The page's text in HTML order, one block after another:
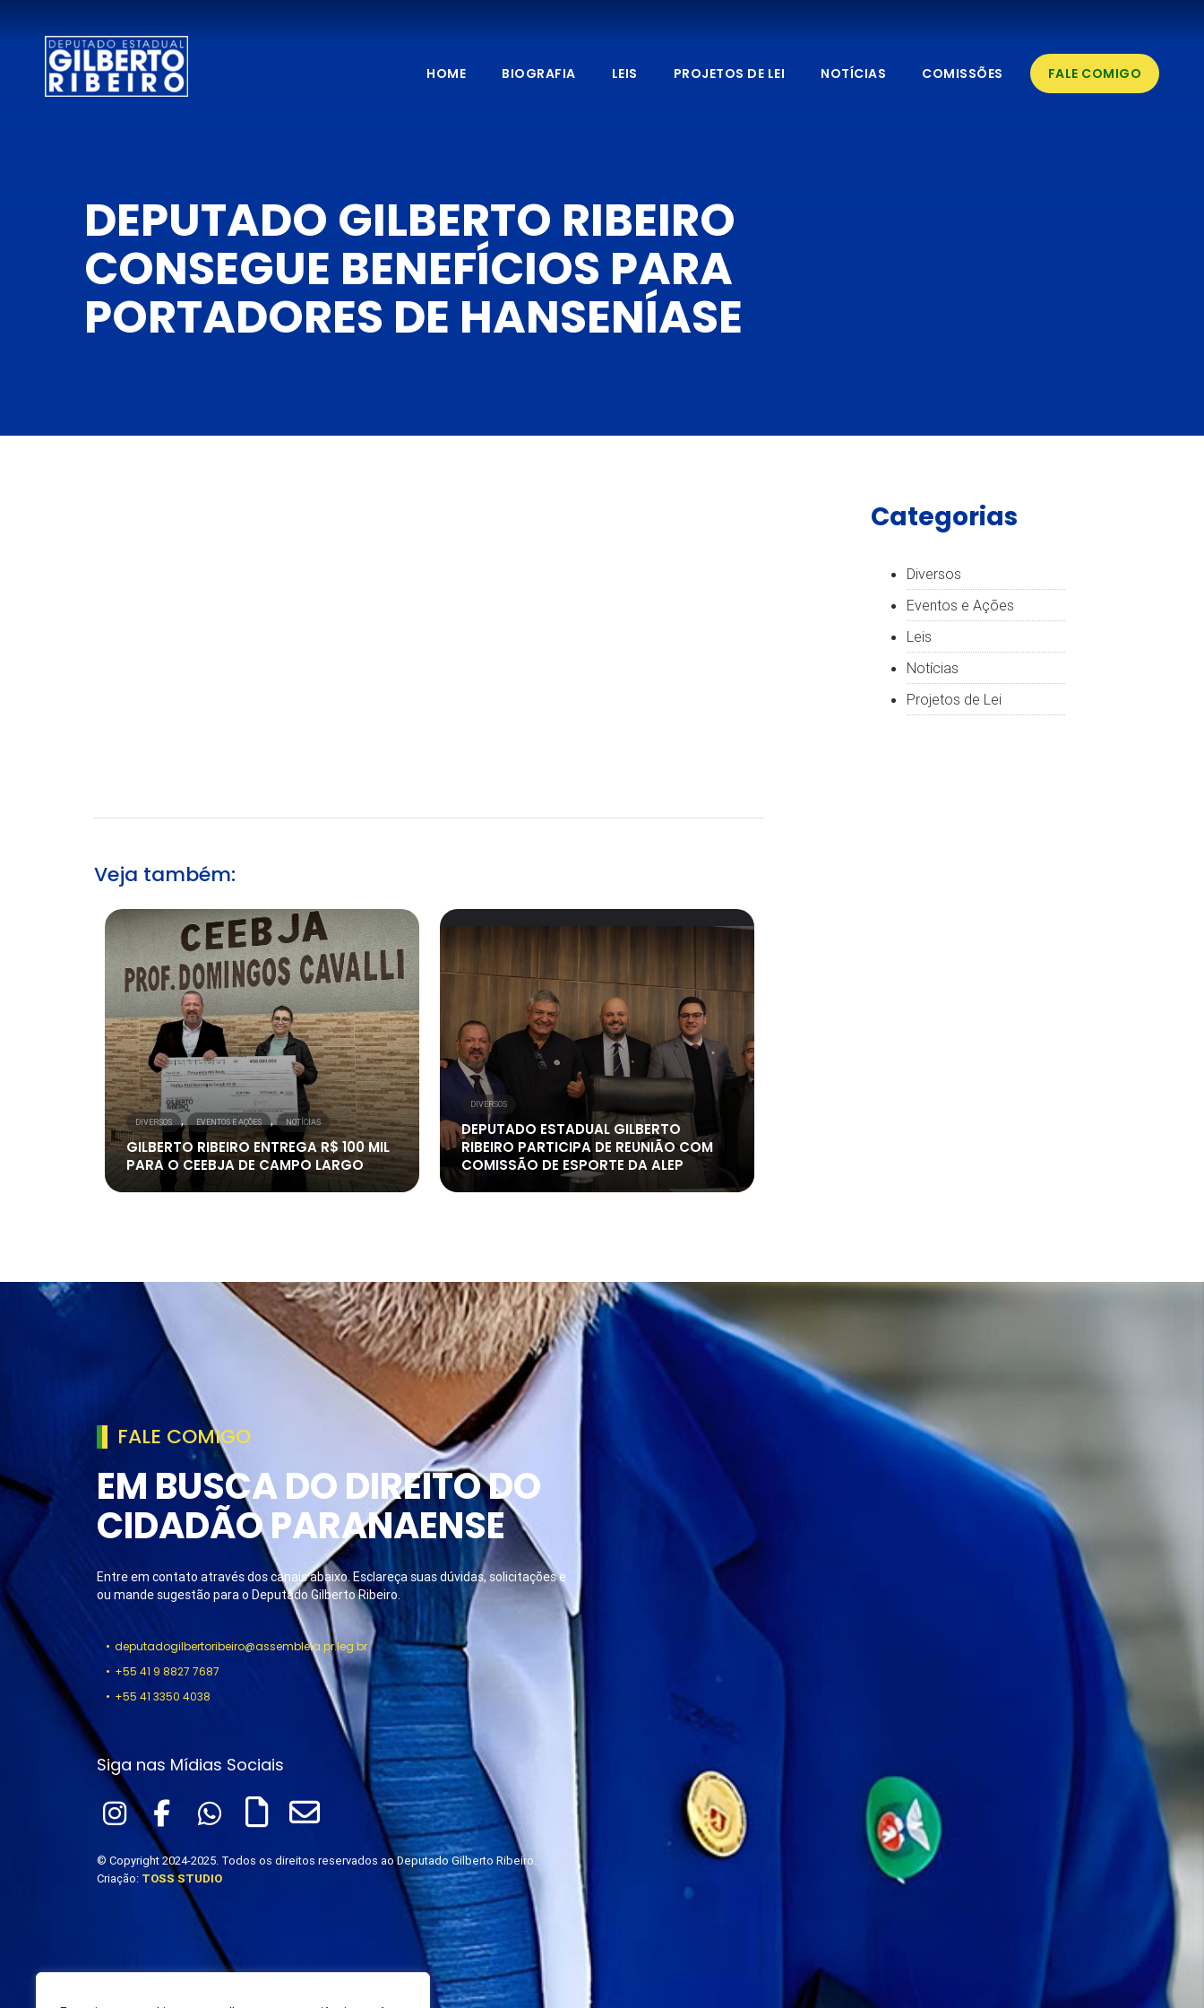
FALE COMIGO
HOME BIOGRAFIA LEIS PROJETOS DE LEI NOTÍCIAS COMISSÕES
DEPUTADO GILBERTO RIBEIRO
CONSEGUE BENEFÍCIOS PARA
PORTADORES DE HANSENÍASE
Veja também:
DIVERSOS , EVENTOS E AÇÕES , NOTÍCIAS
GILBERTO RIBEIRO ENTREGA R$ 100 MIL
PARA O CEEBJA DE CAMPO LARGO
DIVERSOS
DEPUTADO ESTADUAL GILBERTO
RIBEIRO PARTICIPA DE REUNIÃO COM
COMISSÃO DE ESPORTE DA ALEP
Categorias
Diversos
Eventos e Ações
Leis
Notícias
Projetos de Lei
FALE COMIGO
EM BUSCA DO DIREITO DO
CIDADÃO PARANAENSE
Entre em contato através dos canais abaixo. Esclareça suas dúvidas, solicitações e
ou mande sugestão para o Deputado Gilberto Ribeiro.
deputadogilbertoribeiro@assembleia.pr.leg.br
+55 41 9 8827 7687
+55 41 3350 4038
Siga nas Mídias Sociais
© Copyright 2024-2025. Todos os direitos reservados ao Deputado Gilberto Ribeiro.
Criação: TOSS STUDIO